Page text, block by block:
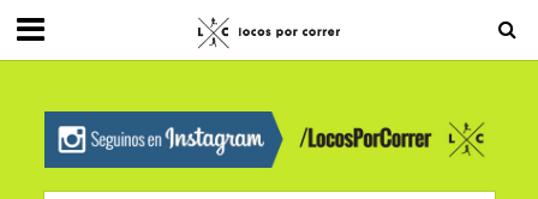
G-0X2PD3RFLV